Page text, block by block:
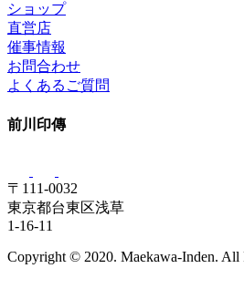
ショップ
直営店
催事情報
お問合わせ
よくあるご質問
前川印傳
〒111-0032
東京都台東区浅草
1-16-11
Copyright © 2020. Maekawa-Inden. All